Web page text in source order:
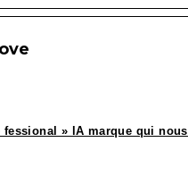
fessional » lA marque qui nous